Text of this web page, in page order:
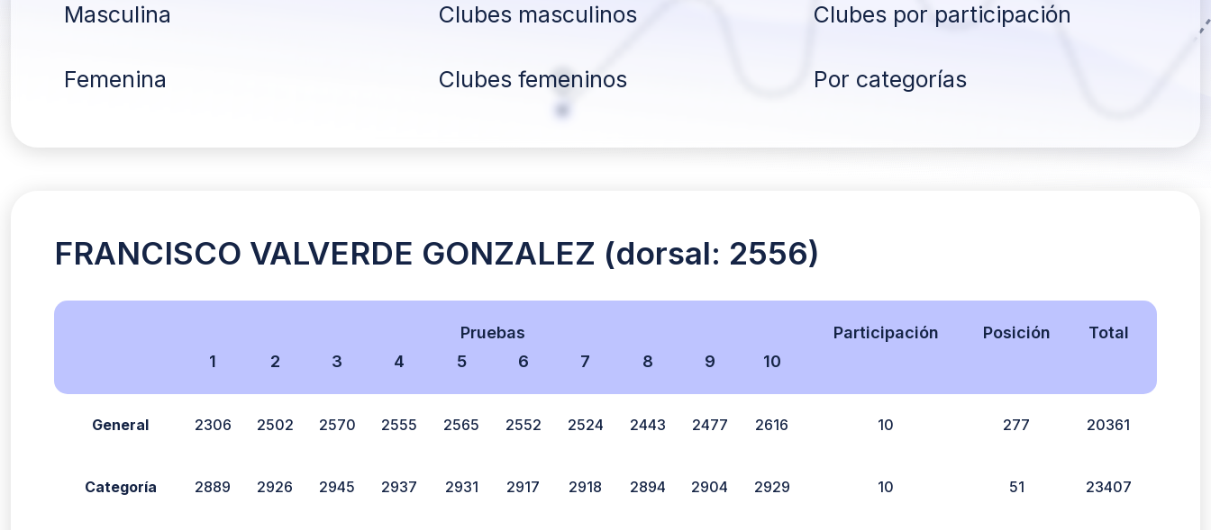
Masculina Clubes masculinos Clubes por participación
Femenina Clubes femeninos Por categorías
FRANCISCO VALVERDE GONZALEZ (dorsal: 2556)
Pruebas
1
2 3 4 5 6 7 8 9 10
Participación Posición Total
General 2306 2502 2570 2555 2565 2552 2524 2443 2477 2616 10 277 20361
Categoría 2889 2926 2945 2937 2931 2917 2918 2894 2904 2929 10 51 23407